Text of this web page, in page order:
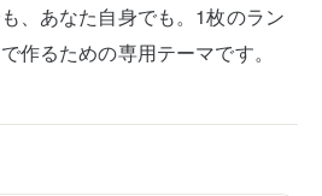
、あなた自身でも。1枚のラン
作るための専用テーマです。